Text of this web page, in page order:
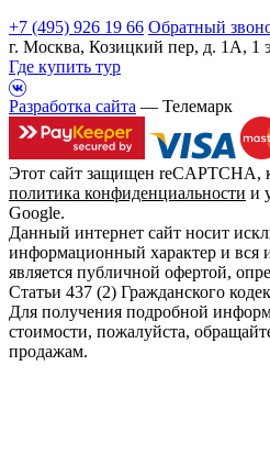
+7 (495) 926 19 66 Обратный
г. Москва, Козицкий пер, д. 1А, 1
Где купить тур
Разработка сайта — Телемарк
Этот сайт защищен reCAPTCHA,
политика конфиденциальности и
Google.
Данный интернет сайт носит
информационный характер и вся
является публичной офертой,
Статьи 437 (2) Гражданского
Для получения подробной
стоимости, пожалуйста,
продажам.